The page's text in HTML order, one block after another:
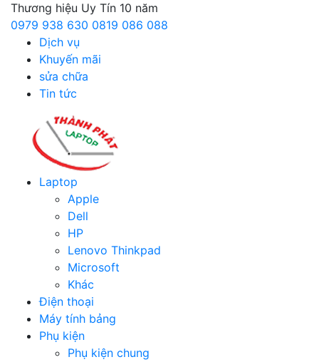
Thương hiệu Uy Tín 10 năm
0979 938 630 0819 086 088
Dịch vụ
Khuyến mãi
sửa chữa
Tin tức
Laptop
Apple
Dell
HP
Lenovo Thinkpad
Microsoft
Khác
Điện thoại
Máy tính bảng
Phụ kiện
Phụ kiện chung